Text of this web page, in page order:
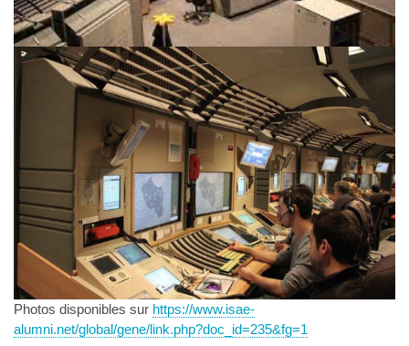
Photos disponibles sur https://www.isae-
alumni.net/global/gene/link.php?doc_id=235&fg=1